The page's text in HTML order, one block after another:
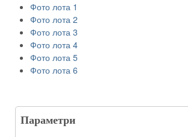
Фото лота 1
Фото лота 2
Фото лота 3
Фото лота 4
Фото лота 5
Фото лота 6
Параметри